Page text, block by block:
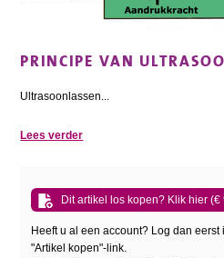
PRINCIPE VAN
Ultrasoonlassen...
Lees verder
Dit artikel los kopen? Klik hier (€
Heeft u al een account? Log dan
"Artikel kopen"-link.